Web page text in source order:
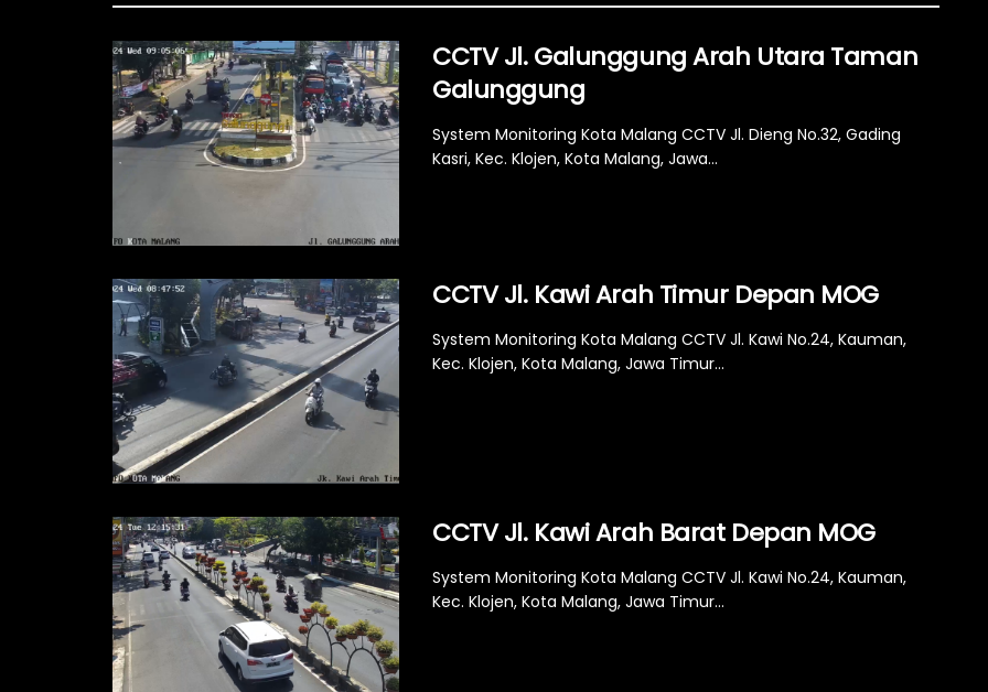
CCTV Jl. Galunggung Arah Utara Taman
Galunggung
System Monitoring Kota Malang CCTV Jl. Dieng No.32, Gading
Kasri, Kec. Klojen, Kota Malang, Jawa...
CCTV Jl. Kawi Arah Timur Depan MOG
System Monitoring Kota Malang CCTV Jl. Kawi No.24, Kauman,
Kec. Klojen, Kota Malang, Jawa Timur...
CCTV Jl. Kawi Arah Barat Depan MOG
System Monitoring Kota Malang CCTV Jl. Kawi No.24, Kauman,
Kec. Klojen, Kota Malang, Jawa Timur...